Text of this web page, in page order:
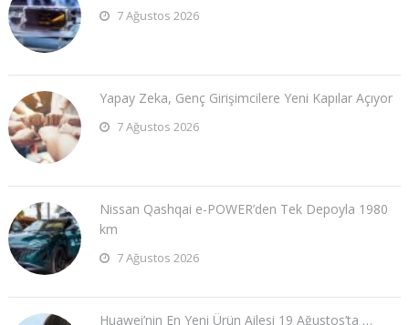
7 Ağustos 2026
Yapay Zeka, Genç Girişimcilere Yeni Kapılar Açıyor
7 Ağustos 2026
Nissan Qashqai e-POWER’den Tek Depoyla 1980
km
7 Ağustos 2026
Huawei’nin En Yeni Ürün Ailesi 19 Ağustos’ta …